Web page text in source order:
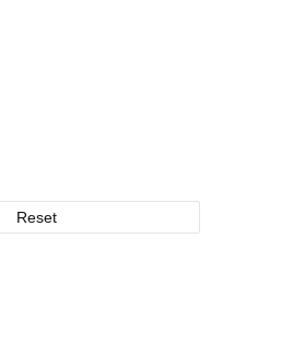
Reset